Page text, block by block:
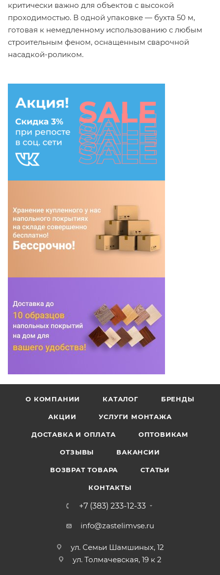
критически важно для объектов с высокой
проходимостью. В одной упаковке — бухта 50 м,
готовая к немедленному использованию с любым
строительным феном, оснащенным сварочной
насадкой-роликом.
О КОМПАНИИ КАТАЛОГ БРЕНДЫ
АКЦИИ УСЛУГИ МОНТАЖА
ДОСТАВКА И ОПЛАТА ОПТОВИКАМ
ОТЗЫВЫ ВАКАНСИИ
ВОЗВРАТ ТОВАРА СТАТЬИ
КОНТАКТЫ
+7 (383) 233-12-33
info@zastelimvse.ru
ул. Семьи Шамшиных, 12
ул. Толмачевская, 19 к 2